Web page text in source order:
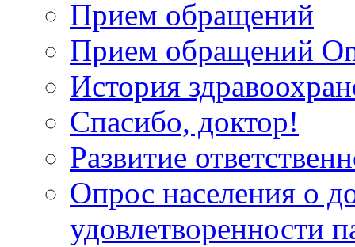
Прием обращений
Прием обращений
История
Спасибо, доктор!
Развитие
Опрос населения о
удовлетворенности